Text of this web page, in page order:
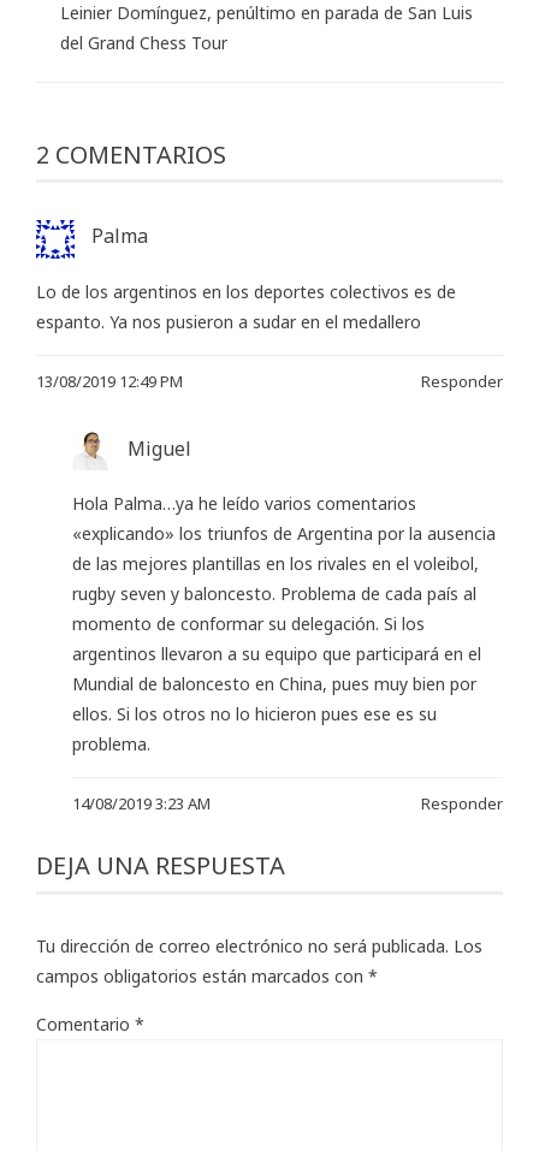
Leinier Domínguez, penúltimo en parada de San Luis
del Grand Chess Tour
2 COMENTARIOS
Palma
Lo de los argentinos en los deportes colectivos es de
espanto. Ya nos pusieron a sudar en el medallero
13/08/2019 12:49 PM Responder
Miguel
Hola Palma…ya he leído varios comentarios
«explicando» los triunfos de Argentina por la ausencia
de las mejores plantillas en los rivales en el voleibol,
rugby seven y baloncesto. Problema de cada país al
momento de conformar su delegación. Si los
argentinos llevaron a su equipo que participará en el
Mundial de baloncesto en China, pues muy bien por
ellos. Si los otros no lo hicieron pues ese es su
problema.
14/08/2019 3:23 AM Responder
DEJA UNA RESPUESTA
Tu dirección de correo electrónico no será publicada. Los
campos obligatorios están marcados con *
Comentario *